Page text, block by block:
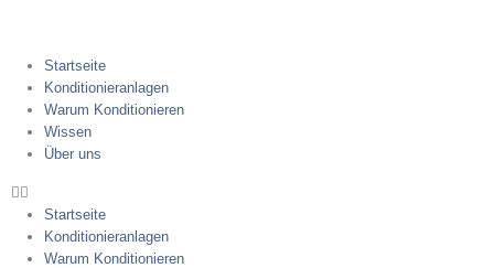
Startseite
Konditionieranlagen
Warum Konditionieren
Wissen
Über uns
Startseite
Konditionieranlagen
Warum Konditionieren